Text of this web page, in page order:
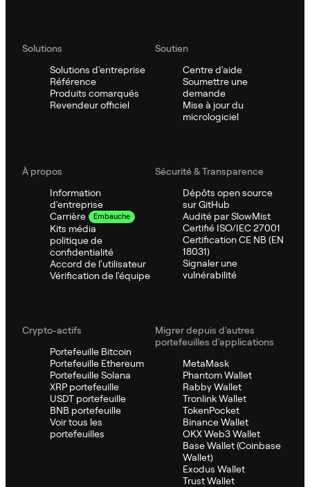
Solutions
Solutions d'entreprise
Référence
Produits comarqués
Revendeur officiel
Soutien
Centre d'aide
Soumettre une
demande
Mise à jour du
micrologiciel
À propos
Information
d'entreprise
Carrière
Embauche
Kits média
politique de
confidentialité
Accord de l'utilisateur
Vérification de l'équipe
Sécurité & Transparence
Dépôts open source
sur GitHub
Audité par SlowMist
Certifié ISO/IEC 27001
Certification CE NB (EN
18031)
Signaler une
vulnérabilité
Crypto-actifs
Portefeuille Bitcoin
Portefeuille Ethereum
Portefeuille Solana
XRP portefeuille
USDT portefeuille
BNB portefeuille
Voir tous les
portefeuilles
Migrer depuis d'autres
portefeuilles d'applications
MetaMask
Phantom Wallet
Rabby Wallet
Tronlink Wallet
TokenPocket
Binance Wallet
OKX Web3 Wallet
Base Wallet (Coinbase
Wallet)
Exodus Wallet
Trust Wallet